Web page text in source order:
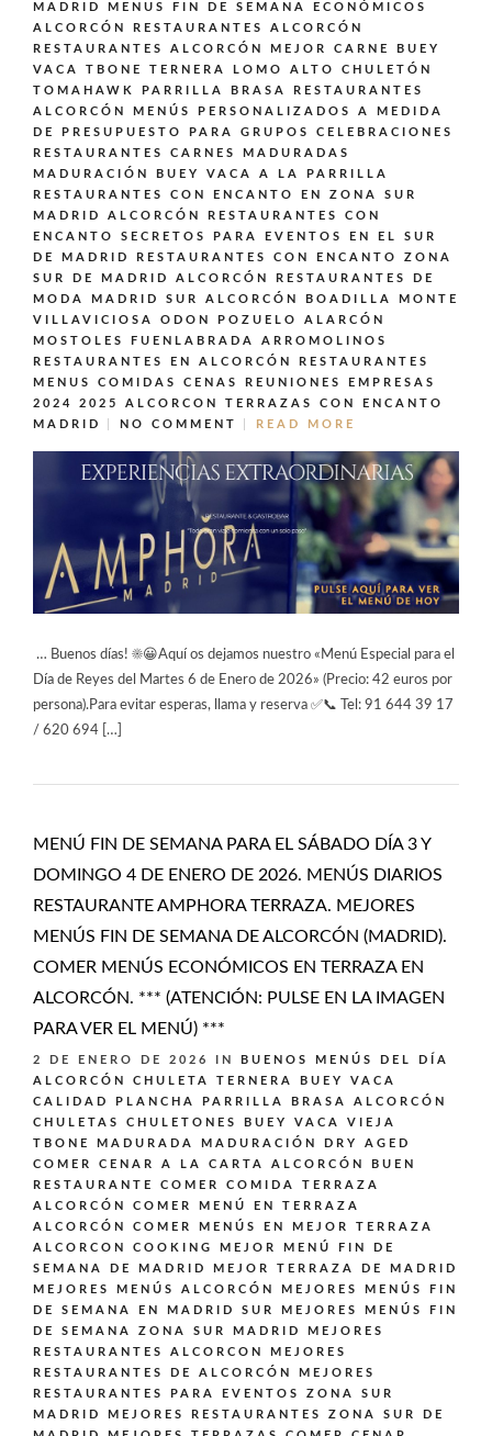
MADRID
MENUS FIN DE SEMANA ECONÓMICOS
ALCORCÓN
RESTAURANTES ALCORCÓN
RESTAURANTES ALCORCÓN MEJOR CARNE BUEY
VACA TBONE TERNERA LOMO ALTO CHULETÓN
TOMAHAWK PARRILLA BRASA
RESTAURANTES
ALCORCÓN MENÚS PERSONALIZADOS A MEDIDA
DE PRESUPUESTO PARA GRUPOS CELEBRACIONES
RESTAURANTES CARNES MADURADAS
MADURACIÓN BUEY VACA A LA PARRILLA
RESTAURANTES CON ENCANTO EN ZONA SUR
MADRID ALCORCÓN
RESTAURANTES CON
ENCANTO SECRETOS PARA EVENTOS EN EL SUR
DE MADRID
RESTAURANTES CON ENCANTO ZONA
SUR DE MADRID ALCORCÓN
RESTAURANTES DE
MODA MADRID SUR ALCORCÓN BOADILLA MONTE
VILLAVICIOSA ODON POZUELO ALARCÓN
MOSTOLES FUENLABRADA ARROMOLINOS
RESTAURANTES EN ALCORCÓN
RESTAURANTES
MENUS COMIDAS CENAS REUNIONES EMPRESAS
2024 2025 ALCORCON
TERRAZAS CON ENCANTO
MADRID
NO COMMENT READ MORE
… Buenos días! ☀️😀Aquí os dejamos nuestro «Menú Especial para el
Día de Reyes del Martes 6 de Enero de 2026» (Precio: 42 euros por
persona).Para evitar esperas, llama y reserva ✅📞 Tel: 91 644 39 17
/ 620 694 […]
MENÚ FIN DE SEMANA PARA EL SÁBADO DÍA 3 Y
DOMINGO 4 DE ENERO DE 2026. MENÚS DIARIOS
RESTAURANTE AMPHORA TERRAZA. MEJORES
MENÚS FIN DE SEMANA DE ALCORCÓN (MADRID).
COMER MENÚS ECONÓMICOS EN TERRAZA EN
ALCORCÓN. *** (ATENCIÓN: PULSE EN LA IMAGEN
PARA VER EL MENÚ) ***
2 DE ENERO DE 2026 IN
BUENOS MENÚS DEL DÍA
ALCORCÓN
CHULETA TERNERA BUEY VACA
CALIDAD PLANCHA PARRILLA BRASA ALCORCÓN
CHULETAS CHULETONES BUEY VACA VIEJA
TBONE MADURADA MADURACIÓN DRY AGED
COMER CENAR A LA CARTA ALCORCÓN BUEN
RESTAURANTE
COMER COMIDA TERRAZA
ALCORCÓN
COMER MENÚ EN TERRAZA
ALCORCÓN
COMER MENÚS EN MEJOR TERRAZA
ALCORCON
COOKING
MEJOR MENÚ FIN DE
SEMANA DE MADRID
MEJOR TERRAZA DE MADRID
MEJORES MENÚS ALCORCÓN
MEJORES MENÚS FIN
DE SEMANA EN MADRID SUR
MEJORES MENÚS FIN
DE SEMANA ZONA SUR MADRID
MEJORES
RESTAURANTES ALCORCON
MEJORES
RESTAURANTES DE ALCORCÓN
MEJORES
RESTAURANTES PARA EVENTOS ZONA SUR
MADRID
MEJORES RESTAURANTES ZONA SUR DE